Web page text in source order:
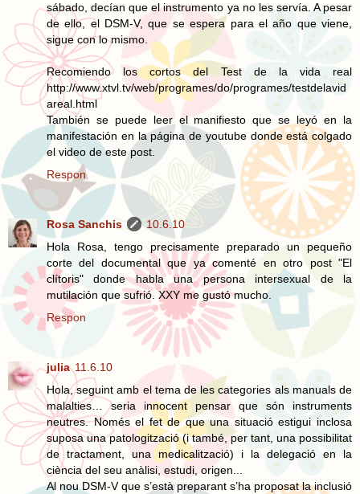
sábado, decían que el instrumento ya no les servía. A pesar
de ello, el DSM-V, que se espera para el año que viene,
sigue con lo mismo.
Recomiendo los cortos del Test de la vida real
http://www.xtvl.tv/web/programes/do/programes/testdelavid
areal.html
También se puede leer el manifiesto que se leyó en la
manifestación en la página de youtube donde está colgado
el video de este post.
Respon
Rosa Sanchis
10.6.10
Hola Rosa, tengo precisamente preparado un pequeño
corte del documental que ya comenté en otro post "El
clítoris" donde habla una persona intersexual de la
mutilación que sufrió. XXY me gustó mucho.
Respon
julia 11.6.10
Hola, seguint amb el tema de les categories als manuals de
malalties… seria innocent pensar que són instruments
neutres. Només el fet de que una situació estigui inclosa
suposa una patologització (i també, per tant, una possibilitat
de tractament, una medicalització) i la delegació en la
ciència del seu anàlisi, estudi, origen...
Al nou DSM-V que s’està preparant s’ha proposat la inclusió